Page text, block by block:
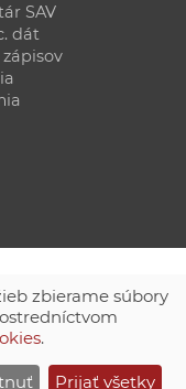
SAV
dát
stredisko SAV
zbierame súbory
.
Prijať všetky